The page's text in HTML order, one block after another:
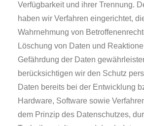
Verfügbarkeit und ihrer Trennung.
haben wir Verfahren eingerichtet,
Wahrnehmung von
Löschung von Daten und
Gefährdung der Daten
berücksichtigen wir den Schutz
Daten bereits bei der Entwicklung
Hardware, Software sowie
dem Prinzip des Datenschutzes,